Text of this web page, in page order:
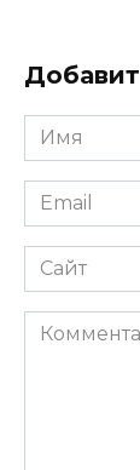
Имя
*
Email
*
Сайт